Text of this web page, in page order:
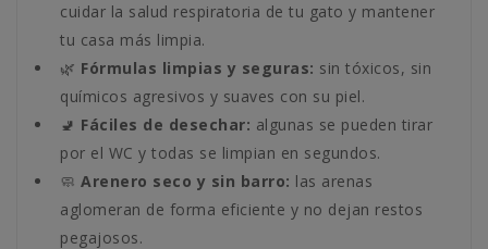
cuidar la salud respiratoria de tu gato y mantener
tu casa más limpia.
🌿 Fórmulas limpias y seguras: sin tóxicos, sin
químicos agresivos y suaves con su piel.
🚽 Fáciles de desechar: algunas se pueden tirar
por el WC y todas se limpian en segundos.
🧼 Arenero seco y sin barro: las arenas
aglomeran de forma eficiente y no dejan restos
pegajosos.